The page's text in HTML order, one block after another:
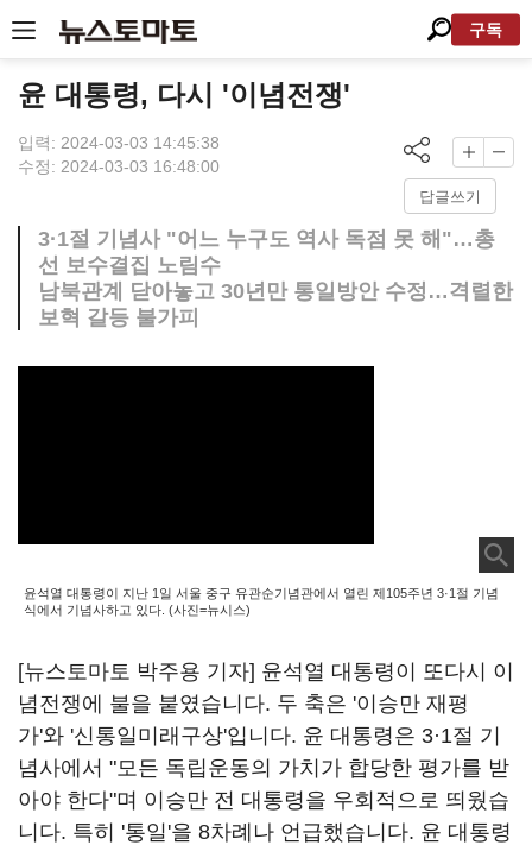
구독
윤 대통령, 다시 '이념전쟁'
입력: 2024-03-03 14:45:38
수정: 2024-03-03 16:48:00
답글쓰기
3·1절 기념사 "어느 누구도 역사 독점 못 해"…총
선 보수결집 노림수
남북관계 닫아놓고 30년만 통일방안 수정…격렬한
보혁 갈등 불가피
윤석열 대통령이 지난 1일 서울 중구 유관순기념관에서 열린 제105주년 3·1절 기념
식에서 기념사하고 있다. (사진=뉴시스)
[뉴스토마토 박주용 기자] 윤석열 대통령이 또다시 이
념전쟁에 불을 붙였습니다. 두 축은 '이승만 재평
가'와 '신통일미래구상'입니다. 윤 대통령은 3·1절 기
념사에서 "모든 독립운동의 가치가 합당한 평가를 받
아야 한다"며 이승만 전 대통령을 우회적으로 띄웠습
니다. 특히 '통일'을 8차례나 언급했습니다. 윤 대통령